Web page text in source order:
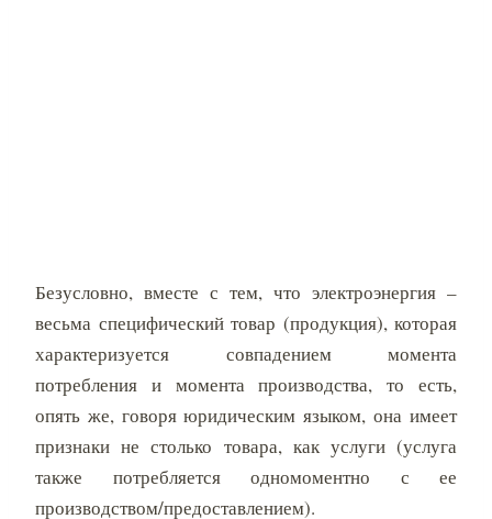
Безусловно, вместе с тем, что электроэнергия –
весьма специфический товар (продукция), которая
характеризуется совпадением момента
потребления и момента производства, то есть,
опять же, говоря юридическим языком, она имеет
признаки не столько товара, как услуги (услуга
также потребляется одномоментно с ее
производством/предоставлением).